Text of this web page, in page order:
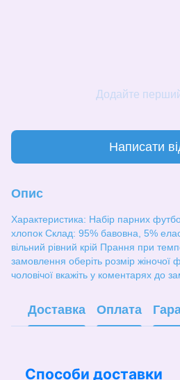
Додайте перший
Написати
Опис
Характеристика: Набір парних
хлопок Склад: 95% бавовна, 5%
вільний рівний крій Прання при
замовлення оберіть розмір жіночої
чоловічої вкажіть у коментарях до
Доставка Оплата
Способи доставки